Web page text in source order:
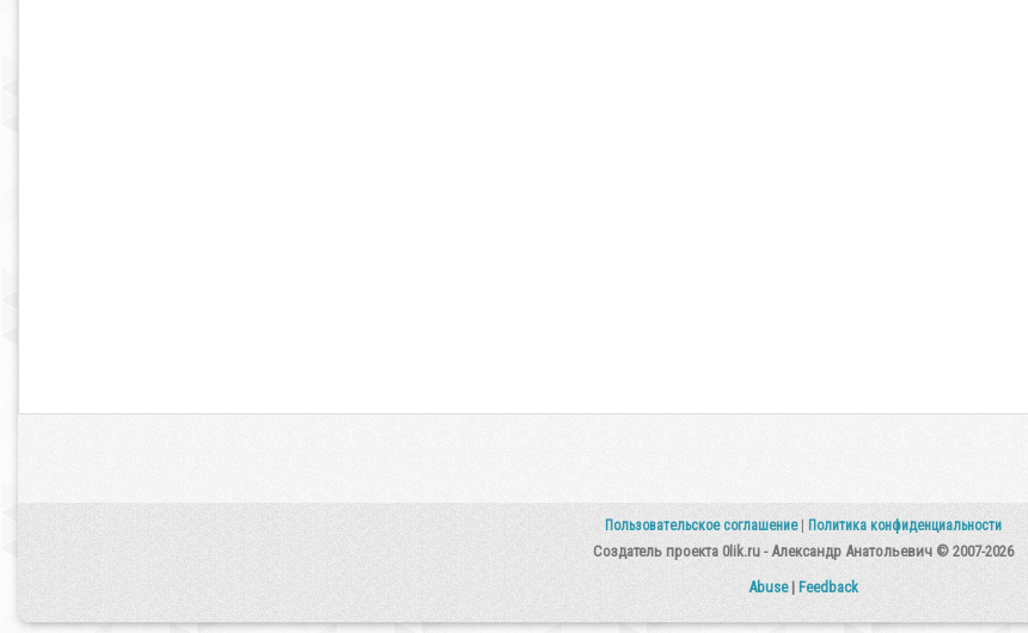
Пользовательское соглашение Политика конфиденциальности
Создатель проекта 0lik.ru - Александр Анатольевич © 2007-2026
Abuse| Feedback